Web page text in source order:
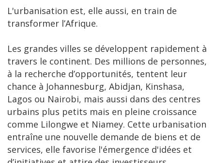
L'urbanisation est, elle aussi, en train de
transformer l’Afrique.
Les grandes villes se développent rapidement à
travers le continent. Des millions de personnes,
à la recherche d’opportunités, tentent leur
chance à Johannesburg, Abidjan, Kinshasa,
Lagos ou Nairobi, mais aussi dans des centres
urbains plus petits mais en pleine croissance
comme Lilongwe et Niamey. Cette urbanisation
entraîne une nouvelle demande de biens et de
services, elle favorise l'émergence d'idées et